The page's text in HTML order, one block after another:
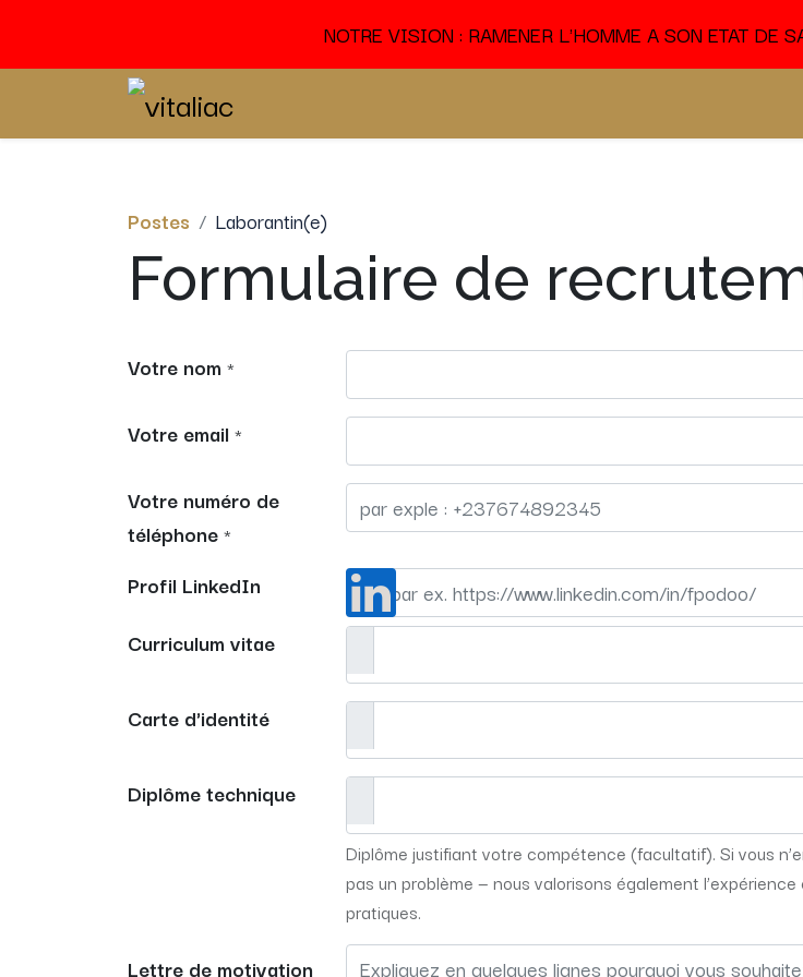
NOTRE VISION : RAMENER L'HOMME A SON ETAT DE
Postes Laborantin(e)
Formulaire de
Votre nom *
Votre email *
Votre numéro de
téléphone *
Profil LinkedIn
Curriculum vitae
Carte d'identité
Diplôme technique
Diplôme justifiant votre compétence (facultatif). Si vous
pas un problème — nous valorisons également
pratiques.
Lettre de motivation